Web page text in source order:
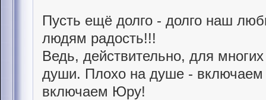
Пусть ещё долго - долго наш
людям радость!!!
Ведь, действительно, для
души. Плохо на душе -
включаем Юру!